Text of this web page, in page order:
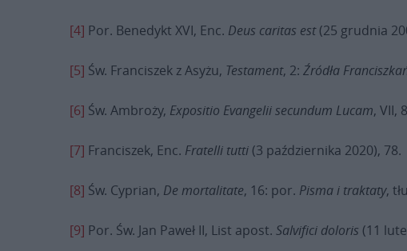
[4] Por. Benedykt XVI, Enc. Deus caritas est(25 grudnia
[5] Św. Franciszek z Asyżu, Testament, 2: Źródła
[6] Św. Ambroży, Expositio Evangelii secundum Lucam, VII,
[7] Franciszek, Enc. Fratelli tutti (3 października 2020), 78.
[8] Św. Cyprian, De mortalitate, 16: por. Pisma i traktaty,
[9] Por. Św. Jan Paweł II, List apost. Salvifici doloris (11